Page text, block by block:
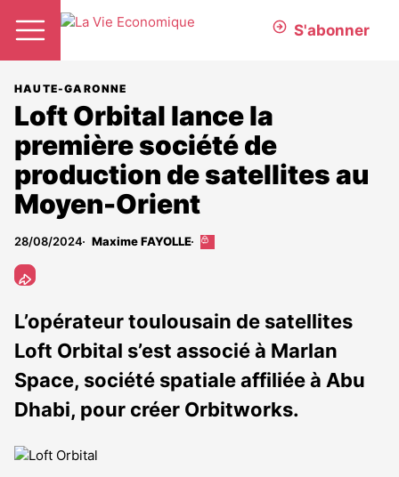
S'abonner
HAUTE-GARONNE
Loft Orbital lance la
première société de
production de satellites au
Moyen-Orient
28/08/2024 Maxime FAYOLLE
Cet
aux
abonnés
L’opérateur toulousain de satellites
Loft Orbital s’est associé à Marlan
Space, société spatiale affiliée à Abu
Dhabi, pour créer Orbitworks.